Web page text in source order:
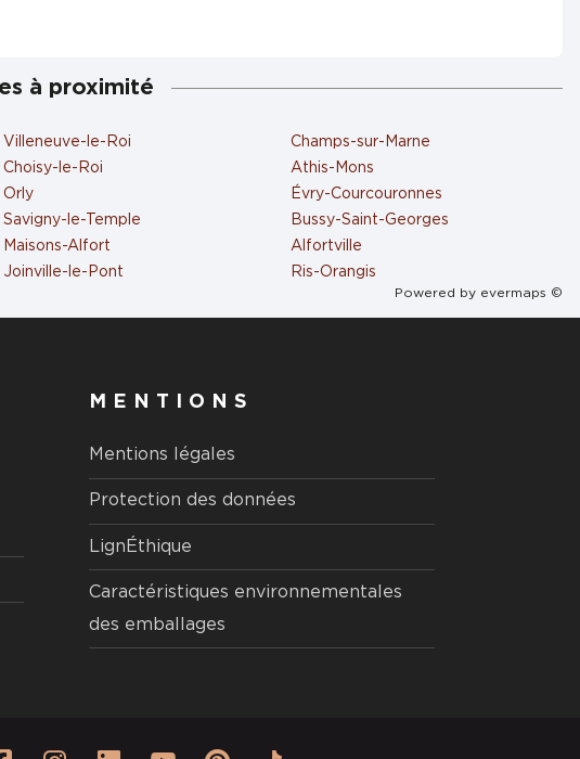
à proximité
Villeneuve-le-Roi
Choisy-le-Roi
Orly
Savigny-le-Temple
Maisons-Alfort
Joinville-le-Pont
Champs-sur-Marne
Athis-Mons
Évry-Courcouronnes
Bussy-Saint-Georges
Alfortville
Ris-Orangis
Powered by evermaps ©
MENTIONS
Mentions légales
Protection des données
LignÉthique
Caractéristiques environnementales
des emballages